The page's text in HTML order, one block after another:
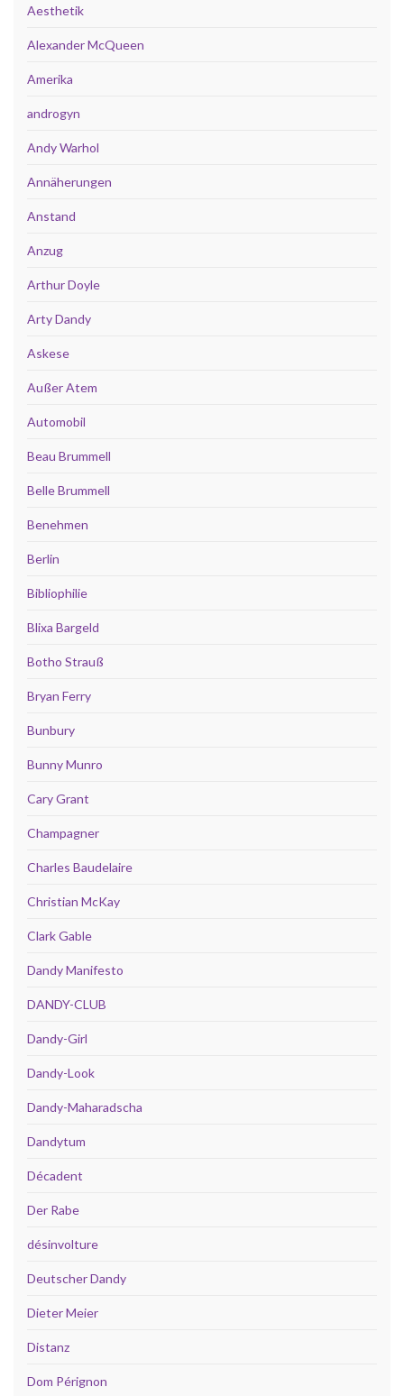
Aesthetik
Alexander McQueen
Amerika
androgyn
Andy Warhol
Annäherungen
Anstand
Anzug
Arthur Doyle
Arty Dandy
Askese
Außer Atem
Automobil
Beau Brummell
Belle Brummell
Benehmen
Berlin
Bibliophilie
Blixa Bargeld
Botho Strauß
Bryan Ferry
Bunbury
Bunny Munro
Cary Grant
Champagner
Charles Baudelaire
Christian McKay
Clark Gable
Dandy Manifesto
DANDY-CLUB
Dandy-Girl
Dandy-Look
Dandy-Maharadscha
Dandytum
Décadent
Der Rabe
désinvolture
Deutscher Dandy
Dieter Meier
Distanz
Dom Pérignon